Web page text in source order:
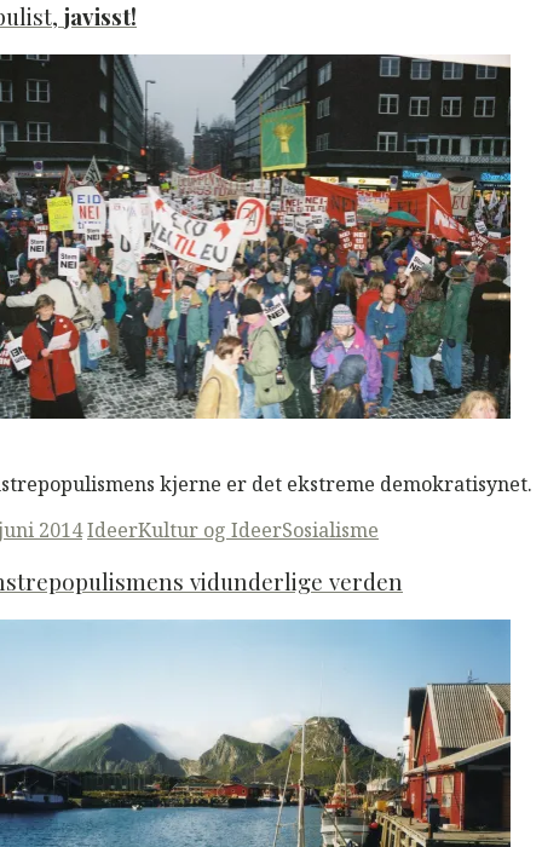
javisst!
kjerne er det ekstreme demokratisynet.
2014IdeerKultur og IdeerSosialisme
vidunderlige verden